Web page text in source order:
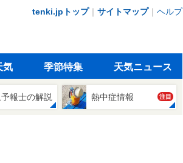
tenki.jpトップ｜ サイトマップ｜ ヘルプ
気 季節特集 天気ニュース
報士の解説 熱中症情報 注目